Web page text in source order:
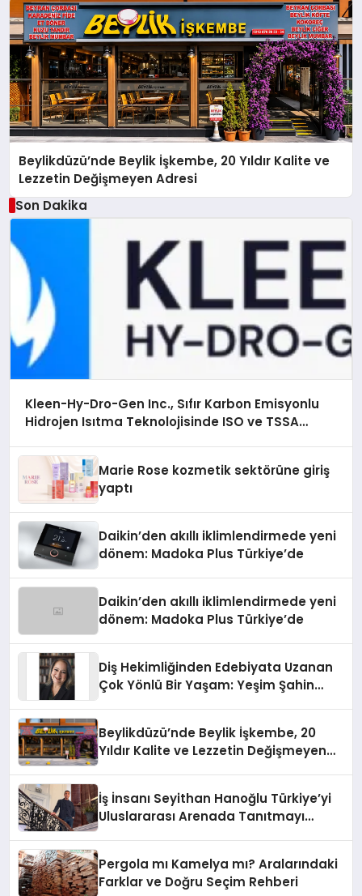
Beylikdüzü’nde Beylik İşkembe, 20 Yıldır Kalite ve
Lezzetin Değişmeyen Adresi
Son Dakika
Kleen-Hy-Dro-Gen Inc., Sıfır Karbon Emisyonlu
Hidrojen Isıtma Teknolojisinde ISO ve TSSA
Marie Rose kozmetik sektörüne giriş
yaptı
Daikin’den akıllı iklimlendirmede yeni
dönem: Madoka Plus Türkiye’de
Daikin’den akıllı iklimlendirmede yeni
dönem: Madoka Plus Türkiye’de
Diş Hekimliğinden Edebiyata Uzanan
Çok Yönlü Bir Yaşam: Yeşim Şahin
Beylikdüzü’nde Beylik İşkembe, 20
Yıldır Kalite ve Lezzetin Değişmeyen
İş İnsanı Seyithan Hanoğlu Türkiye’yi
Uluslararası Arenada Tanıtmayı
Pergola mı Kamelya mı? Aralarındaki
Farklar ve Doğru Seçim Rehberi